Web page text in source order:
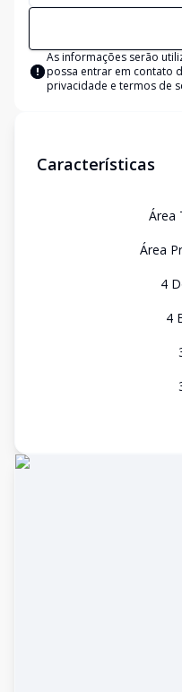
As informações serão
possa entrar em contato
privacidade e termos de
Características
Área
Área
4
4